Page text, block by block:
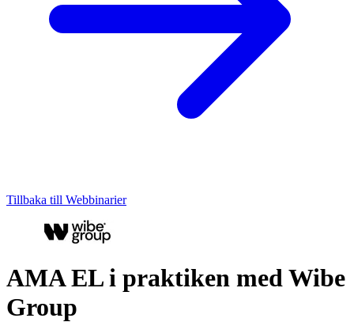
Tillbaka till Webbinarier
AMA EL i praktiken med Wibe
Group